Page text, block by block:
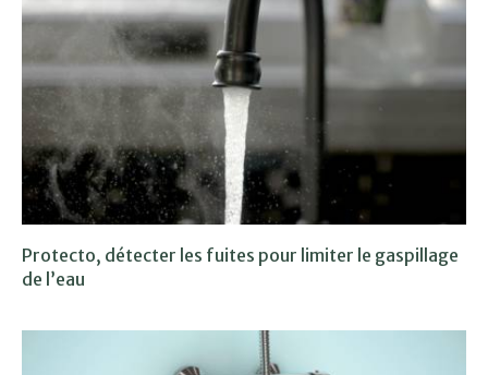
Protecto, détecter les fuites pour limiter le gaspillage
de l’eau